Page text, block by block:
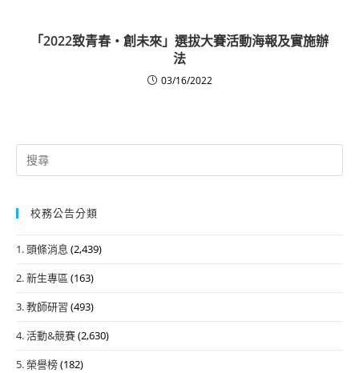
「2022致青春‧創未來」選拔大賽活動海報及實施辦
法
03/16/2022
Search
for:
校務公告分類
1. 頭條消息 (2,439)
2. 新生專區 (163)
3. 教師研習 (493)
4. 活動&競賽(2,630)
5. 榮譽榜(182)